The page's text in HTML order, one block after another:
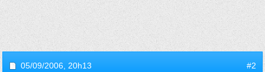
05/09/2006, 20h13 #2